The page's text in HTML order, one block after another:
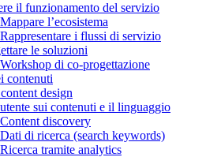
il funzionamento del servizio
l’ecosistema
i flussi di servizio
le soluzioni
di co-progettazione
contenuti
design
sui contenuti e il linguaggio
discovery
di ricerca (search keywords)
tramite analytics